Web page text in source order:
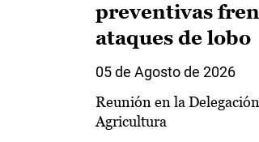
preventivas
ataques de lobo
05 de Agosto de 2026
Reunión en la
Agricultura